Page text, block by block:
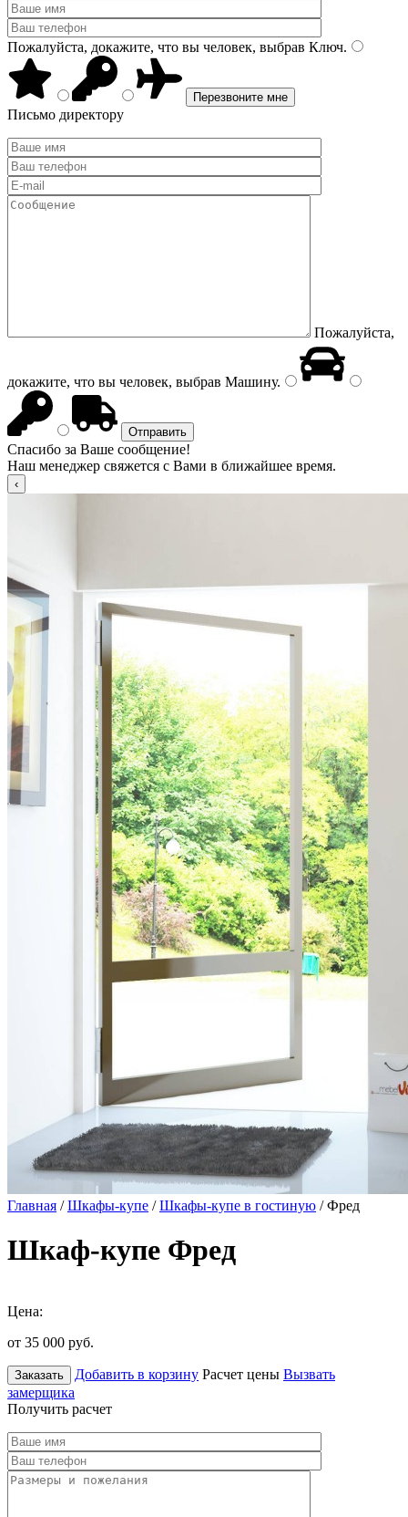
Пожалуйста, докажите, что вы человек, выбрав Ключ.
Письмо директору
Пожалуйста,
докажите, что вы человек, выбрав Машину.
Спасибо за Ваше сообщение!
Наш менеджер свяжется с Вами в ближайшее время.
Главная /Шкафы-купе /Шкафы-купе в гостиную / Фред
Шкаф-купе Фред
Цена:
от 35 000 руб.
Заказать Добавить в корзину Расчет цены Вызвать
замерщика
Получить расчет